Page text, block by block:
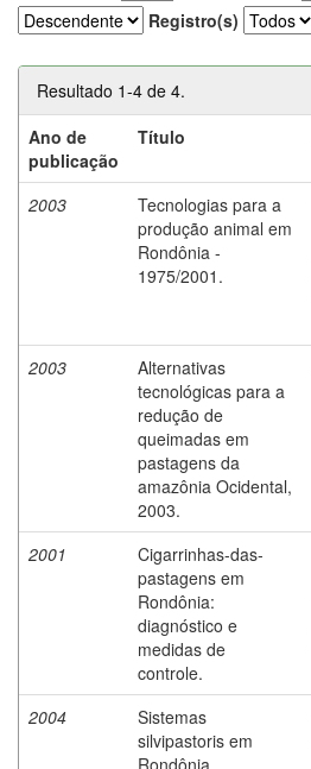
Registro(s)
Resultado 1-4 de 4.
Ano de
publicação
Título
2003
Tecnologias para a
produção animal em
Rondônia -
1975/2001.
2003
Alternativas
tecnológicas para a
redução de
queimadas em
pastagens da
amazônia Ocidental,
2003.
2001
Cigarrinhas-das-
pastagens em
Rondônia:
diagnóstico e
medidas de
controle.
2004
Sistemas
silvipastoris em
Rondônia.